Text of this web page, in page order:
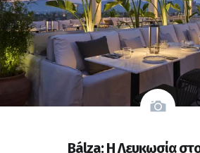
Bálza: Η Λευκωσία